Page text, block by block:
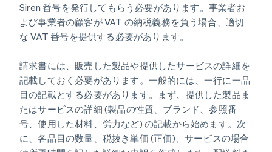
Siren 番号を発行してもらう必要があります。事業者お
よび事業者の顧客が VAT の納税義務を負う場合、適切
な VAT 番号を提供する必要があります。
請求書には、販売した製品や提供したサービスの詳細を
記載しておく必要があります。一般的には、一行に一品
目の記載とする必要があります。まず、提供した製品ま
たはサービスの詳細 (製品の性質、ブランド、参照番
号、使用した材料、労力など) の記載から始めます。次
に、各品目の数量、税抜き単価 (正価)、サービスの場合